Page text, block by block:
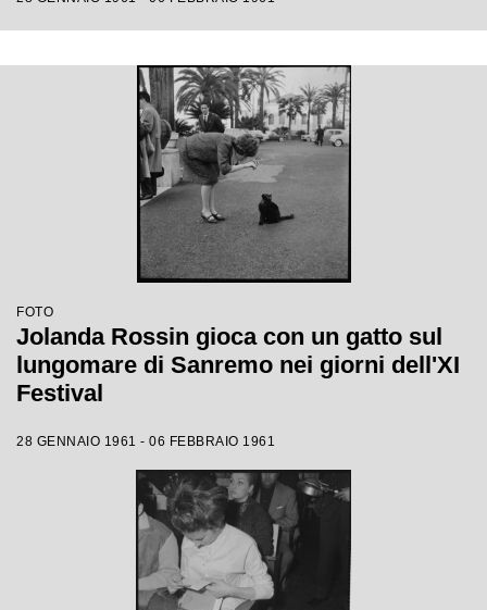
FOTO
Jolanda Rossin gioca con un gatto sul
lungomare di Sanremo nei giorni dell'XI
Festival
28 GENNAIO 1961 - 06 FEBBRAIO 1961